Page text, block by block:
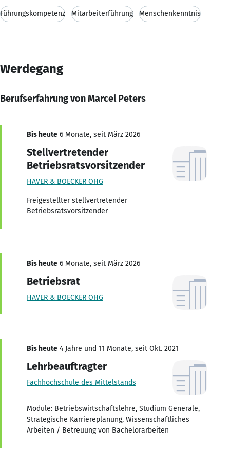
Führungskompetenz Mitarbeiterführung Menschenkenntnis
Werdegang
Berufserfahrung von Marcel Peters
Bis heute 6 Monate, seit März 2026
Stellvertretender
Betriebsratsvorsitzender
HAVER & BOECKER OHG
Freigestellter stellvertretender
Betriebsratsvorsitzender
Bis heute 6 Monate, seit März 2026
Betriebsrat
HAVER & BOECKER OHG
Bis heute 4 Jahre und 11 Monate, seit Okt. 2021
Lehrbeauftragter
Fachhochschule des Mittelstands
Module: Betriebswirtschaftslehre, Studium Generale,
Strategische Karriereplanung, Wissenschaftliches
Arbeiten / Betreuung von Bachelorarbeiten